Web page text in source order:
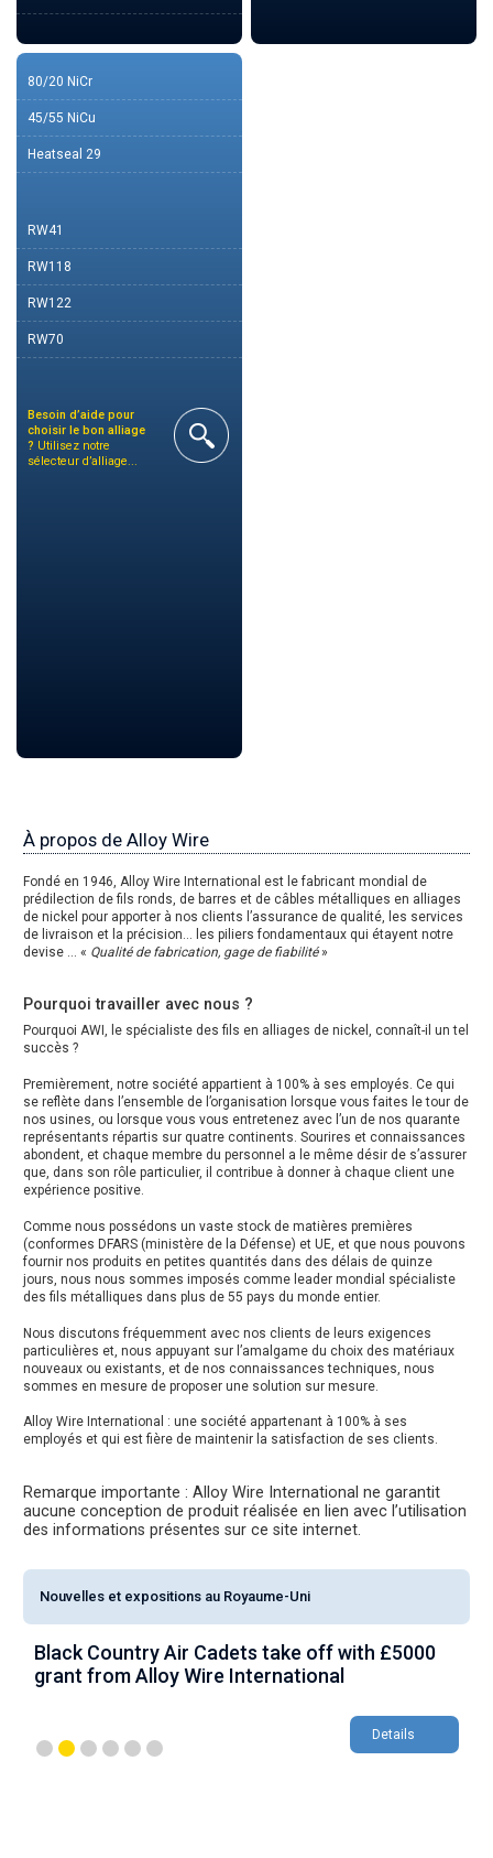
80/20 NiCr
45/55 NiCu
Heatseal 29
RW41
RW118
RW122
RW70
Besoin d’aide pour
choisir le bon alliage
? Utilisez notre
sélecteur d’alliage...
À propos de Alloy Wire
Fondé en 1946, Alloy Wire International est le fabricant mondial de
prédilection de fils ronds, de barres et de câbles métalliques en alliages
de nickel pour apporter à nos clients l’assurance de qualité, les services
de livraison et la précision… les piliers fondamentaux qui étayent notre
devise … « Qualité de fabrication, gage de fiabilité»
Pourquoi travailler avec nous ?
Pourquoi AWI, le spécialiste des fils en alliages de nickel, connaît-il un tel
succès ?
Premièrement, notre société appartient à 100% à ses employés. Ce qui
se reflète dans l’ensemble de l’organisation lorsque vous faites le tour de
nos usines, ou lorsque vous vous entretenez avec l’un de nos quarante
représentants répartis sur quatre continents. Sourires et connaissances
abondent, et chaque membre du personnel a le même désir de s’assurer
que, dans son rôle particulier, il contribue à donner à chaque client une
expérience positive.
Comme nous possédons un vaste stock de matières premières
(conformes DFARS (ministère de la Défense) et UE, et que nous pouvons
fournir nos produits en petites quantités dans des délais de quinze
jours, nous nous sommes imposés comme leader mondial spécialiste
des fils métalliques dans plus de 55 pays du monde entier.
Nous discutons fréquemment avec nos clients de leurs exigences
particulières et, nous appuyant sur l’amalgame du choix des matériaux
nouveaux ou existants, et de nos connaissances techniques, nous
sommes en mesure de proposer une solution sur mesure.
Alloy Wire International : une société appartenant à 100% à ses
employés et qui est fière de maintenir la satisfaction de ses clients.
Remarque importante : Alloy Wire International ne garantit
aucune conception de produit réalisée en lien avec l’utilisation
des informations présentes sur ce site internet.
Nouvelles et expositions au Royaume-Uni
Black Country Air Cadets take off with £5000
grant from Alloy Wire International
Details